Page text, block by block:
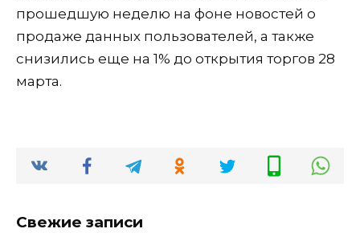
прошедшую неделю на фоне новостей о
продаже данных пользователей, а также
снизились еще на 1% до открытия торгов 28
марта.
Свежие записи